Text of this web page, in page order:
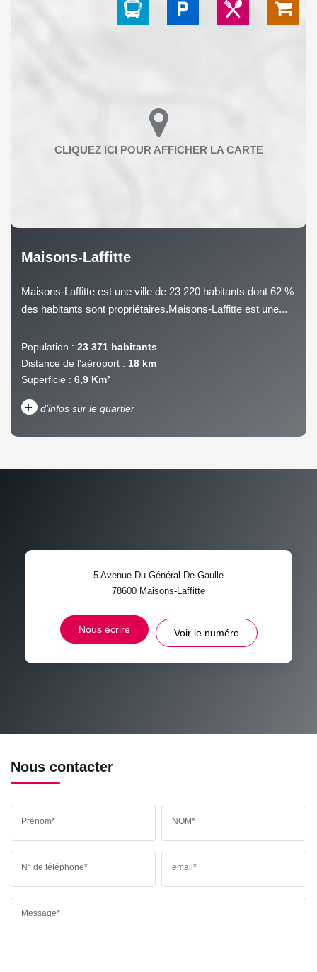
Maisons-Laffitte
Maisons-Laffitte est une ville de 23 220 habitants dont 62 %
des habitants sont propriétaires.Maisons-Laffitte est une...
Population : 23 371 habitants
Distance de l'aéroport : 18 km
Superficie : 6,9 Km²
+ d'infos sur le quartier
PART DES MÉNAGES SANS
VOITURE
DISTANCE DE L'AÉROPORT : SUPERFICIE :
RÉSULTATS DES LYCÉES
5 Avenue Du Général De Gaulle
78600 Maisons-Laffitte
Nous écrire Voir le numéro
Nous contacter
Prénom* NOM*
N° de téléphone* email*
Message*